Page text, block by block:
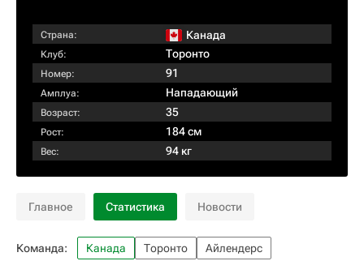
Страна: Канада
Клуб: Торонто
Номер: 91
Амплуа: Нападающий
Возраст: 35
Рост: 184 см
Вес: 94 кг
Главное Статистика Новости
Команда: Канада Торонто Айлендерс